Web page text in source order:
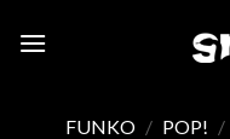
FUNKO / POP! /